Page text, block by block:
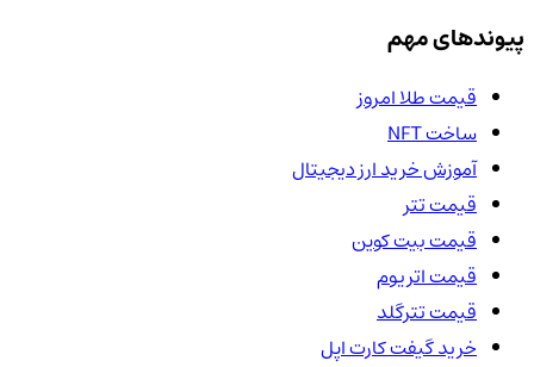
پیوندهای مهم
قیمت طلا امروز
ساخت NFT
آموزش خرید ارز دیجیتال
قیمت تتر
قیمت بیت کوین
قیمت اتریوم
قیمت تترگلد
خرید گیفت کارت اپل